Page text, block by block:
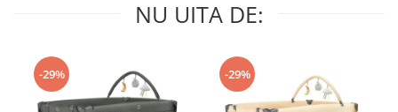
NU UITA DE:
-29% -29%